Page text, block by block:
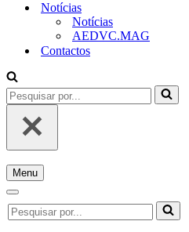
Notícias
Notícias
AEDVC.MAG
Contactos
Pesquisar
por...
Menu
Menu
navegação
Menu
de
navegação
Pesquisar
por...